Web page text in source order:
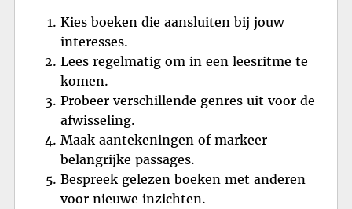
Kies boeken die aansluiten bij jouw
interesses.
Lees regelmatig om in een leesritme te
komen.
Probeer verschillende genres uit voor de
afwisseling.
Maak aantekeningen of markeer
belangrijke passages.
Bespreek gelezen boeken met anderen
voor nieuwe inzichten.